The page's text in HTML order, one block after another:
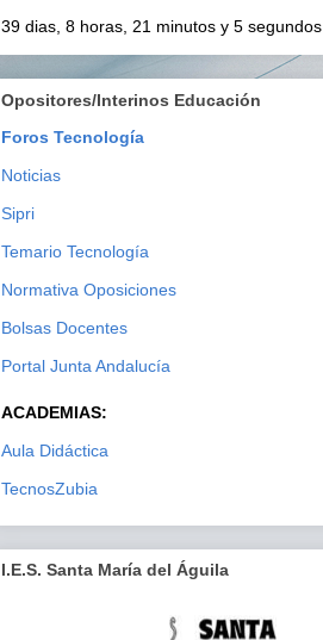
39 dias, 8 horas, 21 minutos y 3 segundos
Opositores/Interinos Educación
Foros Tecnología
Noticias
Sipri
Temario Tecnología
Normativa Oposiciones
Bolsas Docentes
Portal Junta Andalucía
ACADEMIAS:
Aula Didáctica
TecnosZubia
I.E.S. Santa María del Águila